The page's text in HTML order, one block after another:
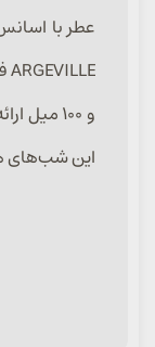
و ۱۰۰
این شب‌های